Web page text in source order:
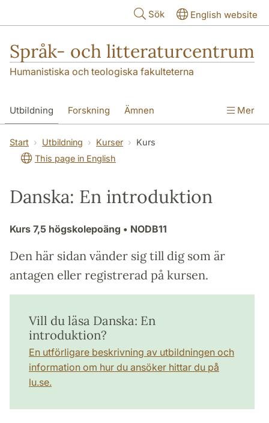
Sök English website
Språk- och litteraturcentrum
Humanistiska och teologiska fakulteterna
Utbildning Forskning Ämnen
SOL-husen Kontakt Institutionen
översättning till svenska
Mer
Start Utbildning Kurser
Kurs
This page in English
Danska: En introduktion
Kurs 7,5 högskolepoäng • NODB11
Den här sidan vänder sig till dig som är
antagen eller registrerad på kursen.
Vill du läsa Danska: En
introduktion?
En utförligare beskrivning av utbildningen och
information om hur du ansöker hittar du på
lu.se.